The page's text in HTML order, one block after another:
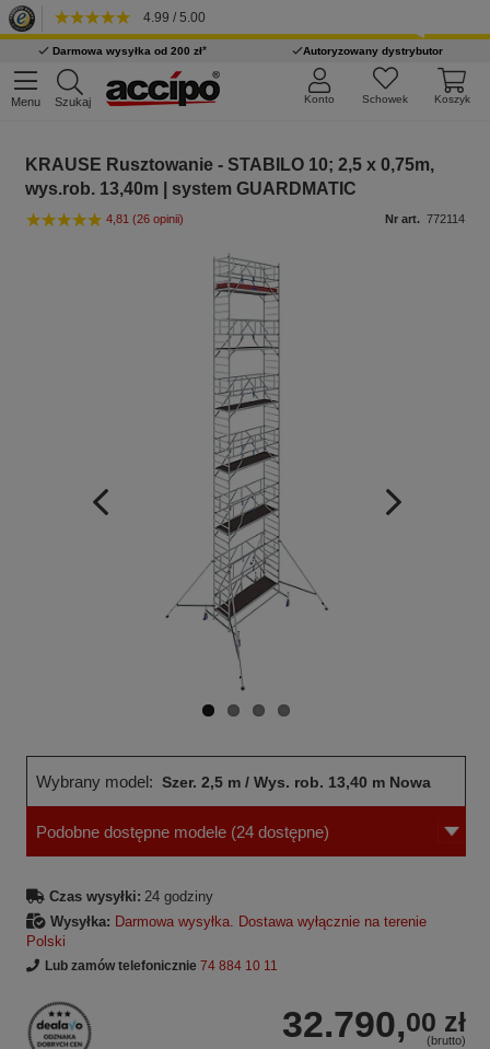
4.99 / 5.00
Darmowa wysyłka od 200 zł* Autoryzowany dystrybutor
Menu Szukaj Koszyk
Schowek
Konto
KRAUSE Rusztowanie - STABILO 10; 2,5 x 0,75m,
wys.rob. 13,40m | system GUARDMATIC
4,81 (26 opinii) Nr art. 772114
Wybrany model: Szer. 2,5 m / Wys. rob. 13,40 m Nowa
norma
Podobne dostępne modele (24 dostępne)
Czas wysyłki: 24 godziny
Wysyłka: Darmowa wysyłka. Dostawa wyłącznie na terenie
Polski
Lub zamów telefonicznie 74 884 10 11
32.790,00 zł
(brutto)